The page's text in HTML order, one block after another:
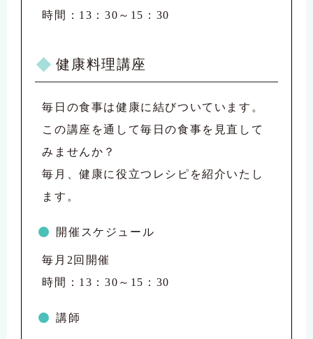
時間：13：30～15：30
健康料理講座
毎日の食事は健康に結びついています。
この講座を通して毎日の食事を見直して
みませんか？
毎月、健康に役立つレシピを紹介いたし
ます。
開催スケジュール
毎月2回開催
時間：13：30～15：30
講師